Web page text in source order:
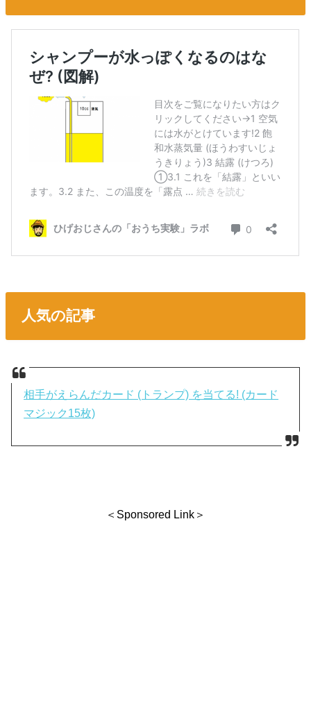
人気の記事
相手がえらんだカード (トランプ) を当てる! (カード
マジック15枚)
＜Sponsored Link＞